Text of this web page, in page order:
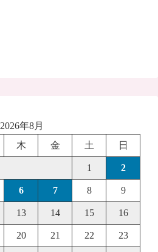
2026年8月
木 金 土 日
1 2
6 7 8 9
13 14 15 16
20 21 22 23